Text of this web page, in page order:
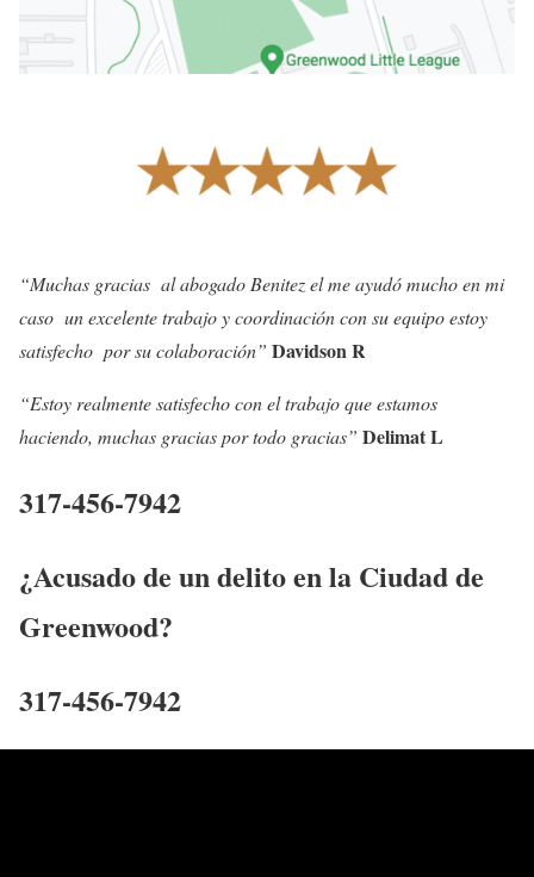
“Muchas gracias al abogado Benitez el me ayudó mucho en mi
caso un excelente trabajo y coordinación con su equipo estoy
satisfecho por su colaboración” Davidson R
“Estoy realmente satisfecho con el trabajo que estamos
haciendo, muchas gracias por todo gracias” Delimat L
317-456-7942
¿Acusado de un delito en la Ciudad de
Greenwood?
317-456-7942